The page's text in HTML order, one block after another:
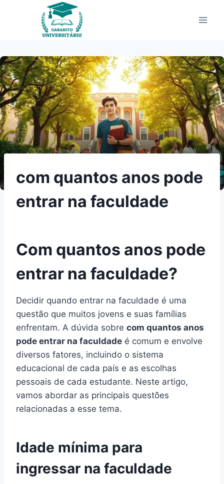
com quantos anos pode
entrar na faculdade
Com quantos anos pode
entrar na faculdade?
Decidir quando entrar na faculdade é uma
questão que muitos jovens e suas famílias
enfrentam. A dúvida sobre com quantos anos
pode entrar na faculdade é comum e envolve
diversos fatores, incluindo o sistema
educacional de cada país e as escolhas
pessoais de cada estudante. Neste artigo,
vamos abordar as principais questões
relacionadas a esse tema.
Idade mínima para
ingressar na faculdade